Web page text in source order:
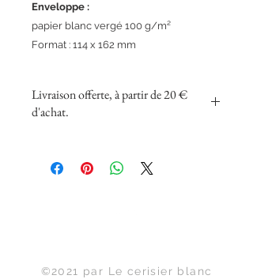
Enveloppe :
papier blanc vergé 100 g/m²
Format : 114 x 162 mm
Livraison offerte, à partir de 20 €
d'achat.
©2021 par Le cerisier blanc